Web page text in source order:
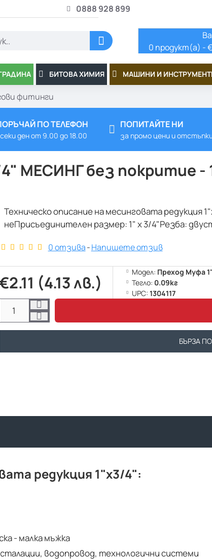
0888 928 899
0 продукт(а) -
БИТОВА ХИМИЯ МАШИНИ И
фитинги
ПО ТЕЛЕФОН
ден от 9.00 до 18.00
ПОПИТАЙТЕ НИ
за промо цени и
МЕСИНГ без покритие -
Техническо описание на месинговата
неПрисъединителен размер: 1" х 3/4"Резба:
0 отзива-Напишете отзив
€2.11 (4.13 лв.) Модел: Преход Муфа
Тегло: 0.09кг
UPC: 1304117
БЪРЗА
редукция 1"х3/4":
- малка мъжка
водопровод, технологични системи